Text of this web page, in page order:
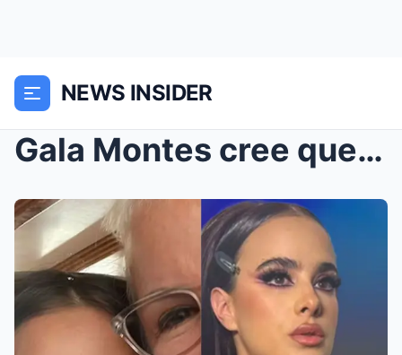
NEWS INSIDER
Gala Montes cree que Arath de la Torre es idéntico...